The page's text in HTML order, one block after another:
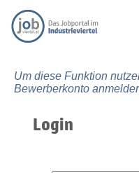
Um diese Funktion
Bewerberkonto
Login